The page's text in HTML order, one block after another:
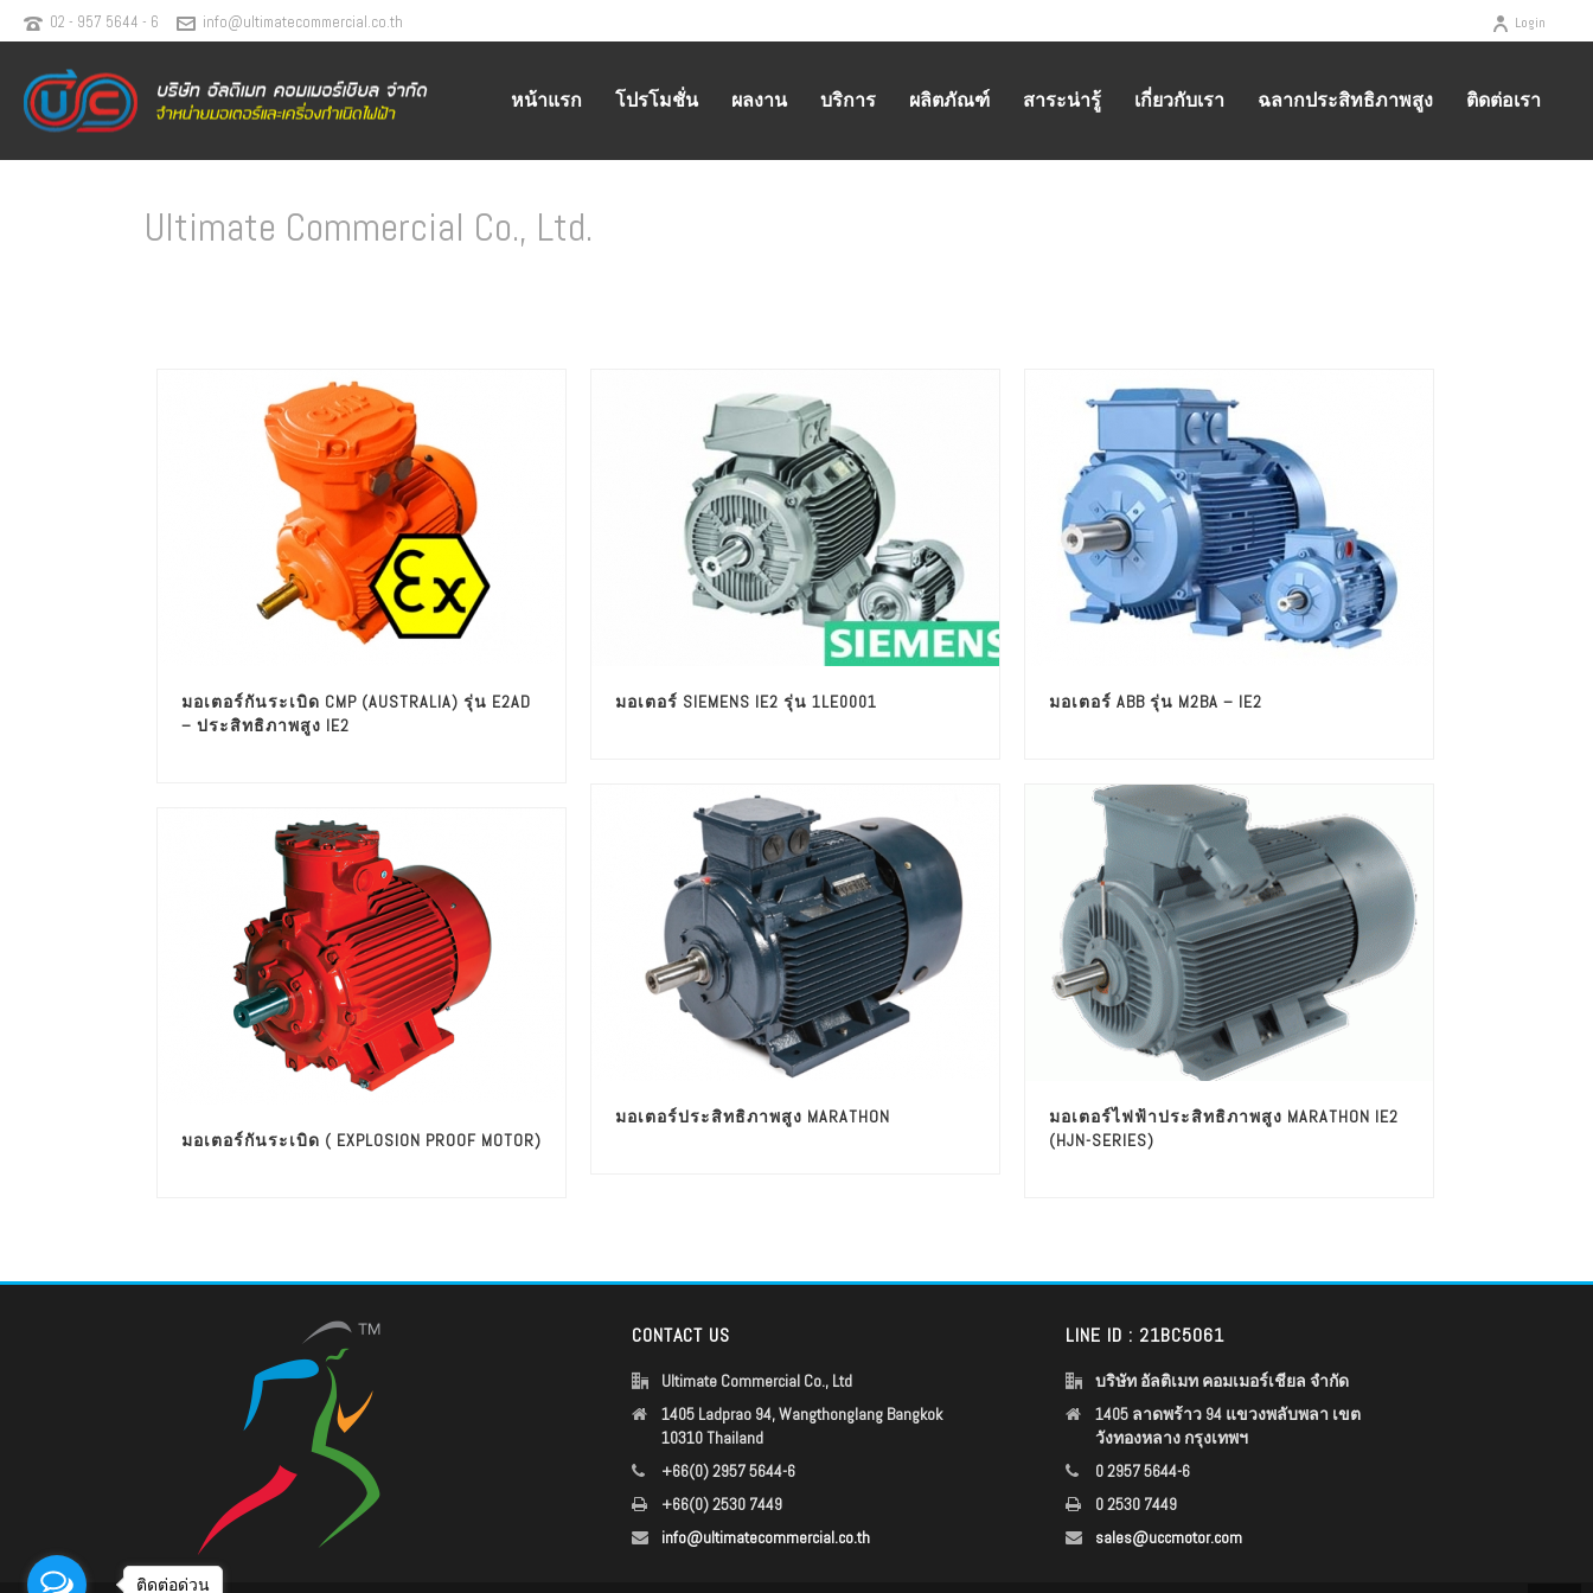
02 - 957 5644 - 6 info@ultimatecommercial.co.th Login
หน้าแรก โปรโมชั่น ผลงาน บริการ ผลิตภัณฑ์ สาระน่ารู้ เกี่ยวกับเรา ฉลากประสิทธิภาพสูง ติดต่อเรา
Ultimate Commercial Co., Ltd.
มอเตอร์กันระเบิด CMP (AUSTRALIA) รุ่น E2AD
– ประสิทธิภาพสูง IE2
มอเตอร์ SIEMENS IE2 รุ่น 1LE0001 มอเตอร์ ABB รุ่น M2BA – IE2
มอเตอร์ประสิทธิภาพสูง MARATHON
มอเตอร์ไฟฟ้าประสิทธิภาพสูง MARATHON IE2
(HJN-SERIES)
มอเตอร์กันระเบิด ( EXPLOSION PROOF MOTOR)
CONTACT US
Ultimate Commercial Co., Ltd
1405 Ladprao 94, Wangthonglang Bangkok
10310 Thailand
+66(0) 2957 5644-6
+66(0) 2530 7449
info@ultimatecommercial.co.th
LINE ID : 21BC5061
บริษัท อัลติเมท คอมเมอร์เชียล จำกัด
1405 ลาดพร้าว 94 แขวงพลับพลา เขต
วังทองหลาง กรุงเทพฯ
0 2957 5644-6
0 2530 7449
sales@uccmotor.com
ติดต่อด่วน